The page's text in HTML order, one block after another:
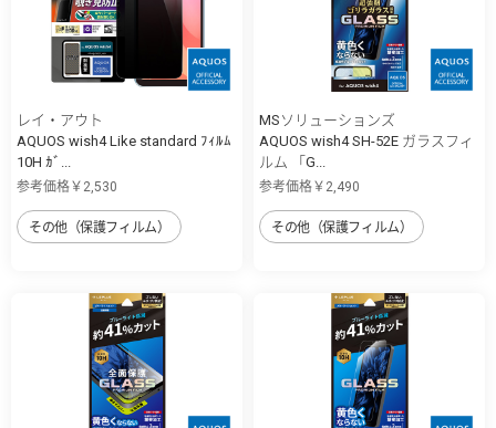
レイ・アウト
AQUOS wish4 Like standard ﾌｨﾙﾑ
10H ｶﾞ...
参考価格￥2,530
その他（保護フィルム）
MSソリューションズ
AQUOS wish4 SH-52E ガラスフィ
ルム 「G...
参考価格￥2,490
その他（保護フィルム）